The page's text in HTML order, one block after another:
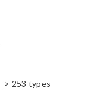
> 253 types